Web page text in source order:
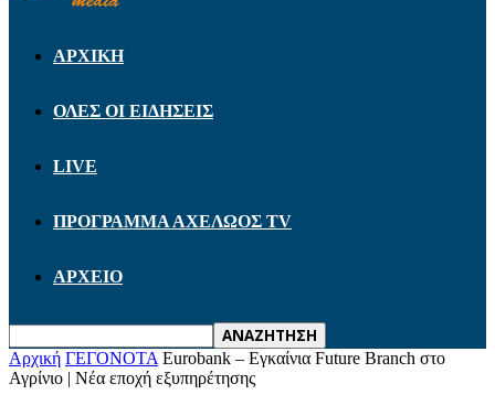
ΑΡΧΙΚΗ
ΟΛΕΣ ΟΙ ΕΙΔΗΣΕΙΣ
LIVE
ΠΡΟΓΡΑΜΜΑ ΑΧΕΛΩΟΣ TV
ΑΡΧΕΙΟ
Αρχική ΓΕΓΟΝΟΤΑ Eurobank – Εγκαίνια Future Branch στο
Αγρίνιο | Νέα εποχή εξυπηρέτησης